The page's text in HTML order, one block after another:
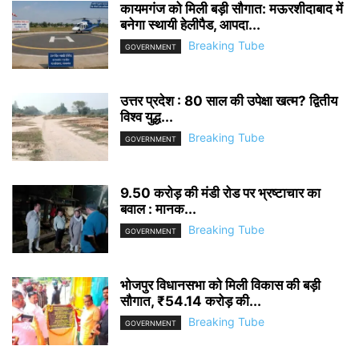
कायमगंज को मिली बड़ी सौगात: मऊरशीदाबाद में
बनेगा स्थायी हेलीपैड, आपदा...
GOVERNMENT Breaking Tube
उत्तर प्रदेश : 80 साल की उपेक्षा खत्म? द्वितीय
विश्व युद्ध...
GOVERNMENT Breaking Tube
9.50 करोड़ की मंडी रोड पर भ्रष्टाचार का
बवाल : मानक...
GOVERNMENT Breaking Tube
भोजपुर विधानसभा को मिली विकास की बड़ी
सौगात, ₹54.14 करोड़ की...
GOVERNMENT Breaking Tube